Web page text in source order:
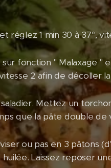
1 min 30 à 37°,
fonction " Malaxage "
2 afin de décoller
Mettez un
que la pâte double de
ou pas en 3 pâtons
Laissez reposer